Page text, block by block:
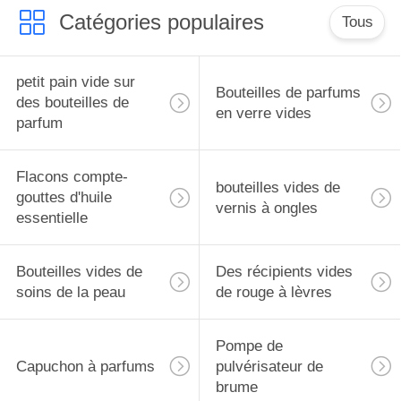
protection de voyage
Catégories populaires Tous
petit pain vide sur
des bouteilles de
parfum
Bouteilles de parfums
en verre vides
Flacons compte-
gouttes d'huile
essentielle
bouteilles vides de
vernis à ongles
Bouteilles vides de
soins de la peau
Des récipients vides
de rouge à lèvres
Capuchon à parfums
Pompe de
pulvérisateur de
brume